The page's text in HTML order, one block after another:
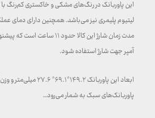
آمپر جهت شارژ استفاده شود.
پاوربانک‌های سبک به شمار می‌رود…